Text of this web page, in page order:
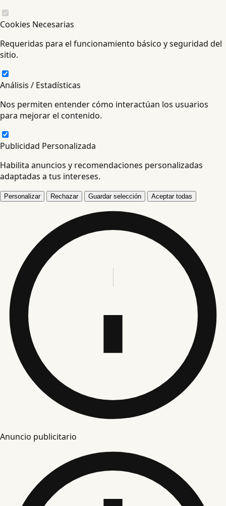
Cookies Necesarias
Requeridas para el funcionamiento básico y seguridad del
sitio.
Análisis / Estadísticas
Nos permiten entender cómo interactúan los usuarios
para mejorar el contenido.
Publicidad Personalizada
Habilita anuncios y recomendaciones personalizadas
adaptadas a tus intereses.
Personalizar Rechazar Guardar selección Aceptar todas
Anuncio publicitario